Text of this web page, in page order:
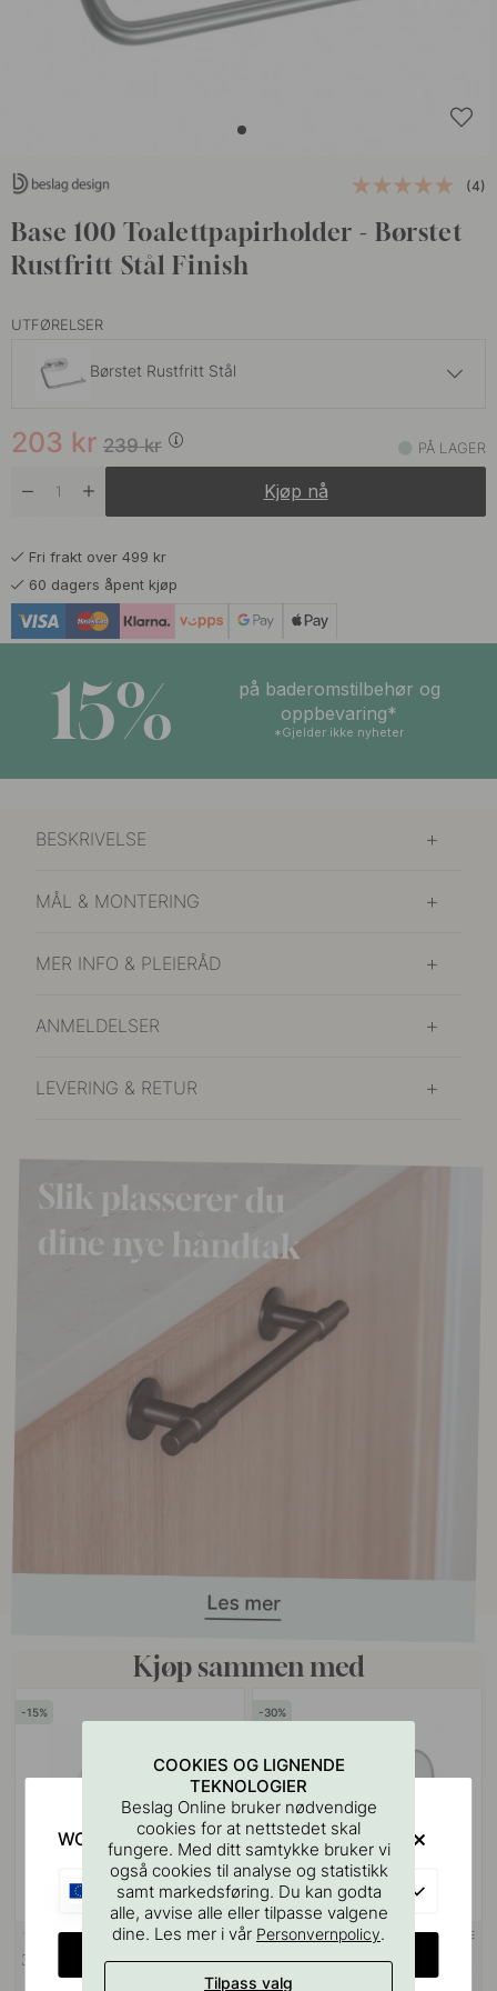
(4)
Base 100 Toalettpapirholder - Børstet
Rustfritt Stål Finish
UTFØRELSER
Børstet Rustfritt Stål
Krom På lager
239kr
203 kr PÅ LAGER
Kjøp nå
Fri frakt over 499 kr
60 dagers åpent kjøp
15%
på baderomstilbehør og
oppbevaring*
*Gjelder ikke nyheter
BESKRIVELSE
MÅL & MONTERING
MER INFO & PLEIERÅD
ANMELDELSER
LEVERING & RETUR
Kjøp sammen med
15
114
3M Overflaterensserviett
30
2 3M-TAPE
Base 100 Reservepapirholderen
- Børstet Rustfritt Stål Finish
COOKIES OG LIGNENDE
TEKNOLOGIER
Beslag Online bruker nødvendige
cookies for at nettstedet skal
fungere. Med ditt samtykke bruker vi
også cookies til analyse og statistikk
samt markedsføring. Du kan godta
alle, avvise alle eller tilpasse valgene
dine. Les mer i vår Personvernpolicy.
Tilpass valg
WOULD YOU RATHER VISIT?
EU